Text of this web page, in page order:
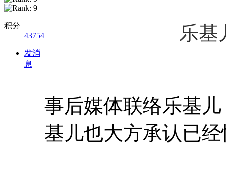
积分
43754
发消
息
乐基
事后媒体联络乐基
基儿也大方承认已